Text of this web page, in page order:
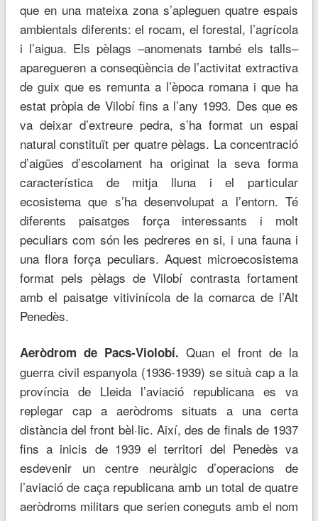
que en una mateixa zona s’apleguen quatre espais
ambientals diferents: el rocam, el forestal, l’agrícola
i l’aigua. Els pèlags –anomenats també els talls–
aparegueren a conseqüència de l’activitat extractiva
de guix que es remunta a l’època romana i que ha
estat pròpia de Vilobí fins a l’any 1993. Des que es
va deixar d’extreure pedra, s’ha format un espai
natural constituït per quatre pèlags. La concentració
d’aigües d’escolament ha originat la seva forma
característica de mitja lluna i el particular
ecosistema que s’ha desenvolupat a l’entorn. Té
diferents paisatges força interessants i molt
peculiars com són les pedreres en si, i una fauna i
una flora força peculiars. Aquest microecosistema
format pels pèlags de Vilobí contrasta fortament
amb el paisatge vitivinícola de la comarca de l’Alt
Penedès.
Aeròdrom de Pacs-Violobí. Quan el front de la
guerra civil espanyola (1936-1939) se situà cap a la
província de Lleida l’aviació republicana es va
replegar cap a aeròdroms situats a una certa
distància del front bèl·lic. Així, des de finals de 1937
fins a inicis de 1939 el territori del Penedès va
esdevenir un centre neuràlgic d’operacions de
l’aviació de caça republicana amb un total de quatre
aeròdroms militars que serien coneguts amb el nom